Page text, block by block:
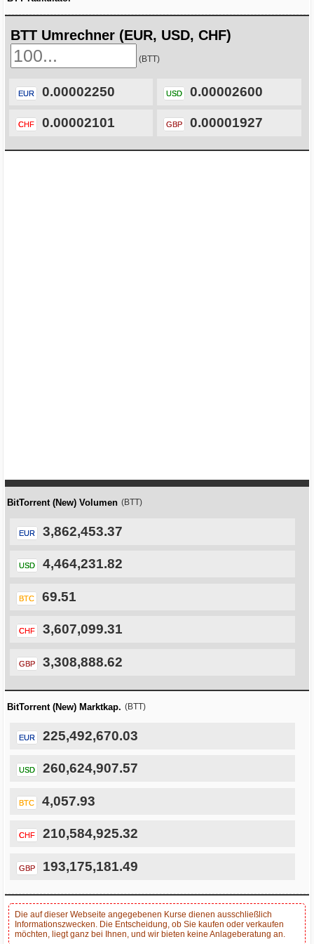
BTT Umrechner (EUR, USD, CHF)
(BTT)
EUR 0.00002250 USD 0.00002600
CHF 0.00002101 GBP 0.00001927
BitTorrent (New) Volumen (BTT)
EUR 3,862,453.37
USD 4,464,231.82
BTC 69.51
CHF 3,607,099.31
GBP 3,308,888.62
BitTorrent (New) Marktkap. (BTT)
EUR 225,492,670.03
USD 260,624,907.57
BTC 4,057.93
CHF 210,584,925.32
GBP 193,175,181.49
Die auf dieser Webseite angegebenen Kurse dienen ausschließlich
Informationszwecken. Die Entscheidung, ob Sie kaufen oder verkaufen
möchten, liegt ganz bei Ihnen, und wir bieten keine Anlageberatung an.